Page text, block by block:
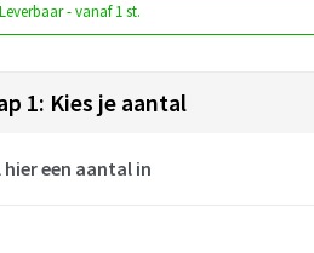
Leverbaar-vanaf1 st.
1: Kies je aantal
hier een aantal in